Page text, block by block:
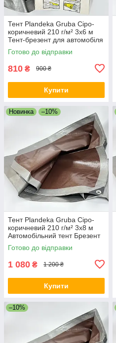
Тент Plandeka Gruba Сіро-
коричневий 210 ​​г/м² 3х6 м
Тент-брезент для автомобіля
Укривний тент
Готово до відправки
810 ₴ 900 ₴
Купити
Новинка –10%
Тент Plandeka Gruba Сіро-
коричневий 210 г/м² 3х8 м
Автомобільний тент Брезент
для зерна
Готово до відправки
1 080 ₴ 1 200 ₴
Купити
–10%